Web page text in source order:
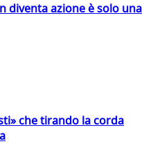
diventa azione è solo una
che tirando la corda